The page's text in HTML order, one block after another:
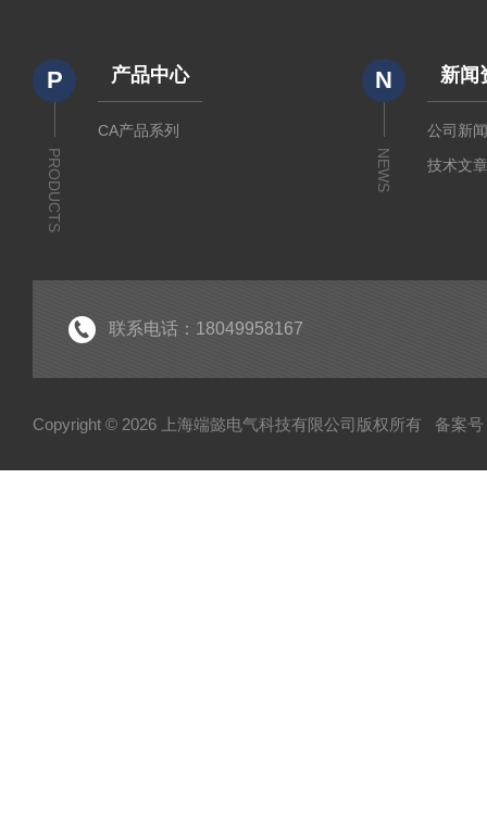
P
PRODUCTS
产品中心
CA产品系列
N
NEWS
新闻
公司新
技术文
联系电话：18049958167
Copyright © 2026 上海端懿电气科技有限公司版权所有 备案号